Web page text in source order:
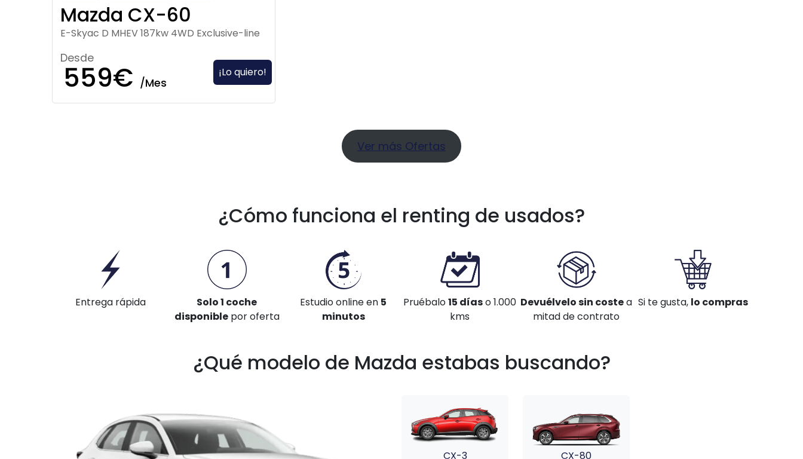
Mazda CX-60
E-Skyac D MHEV 187kw 4WD Exclusive-line
Desde
559€ /Mes
¡Lo quiero!
Ver más Ofertas
¿Cómo funciona el renting de usados?
Entrega rápida
Solo 1 coche
disponiblepor oferta
Estudio online en 5
minutos
Pruébalo15 díaso 1.000
kms
Devuélvelo sin costea
mitad de contrato
Si te gusta, lo compras
¿Qué modelo de Mazda estabas buscando?
CX-3 CX-80